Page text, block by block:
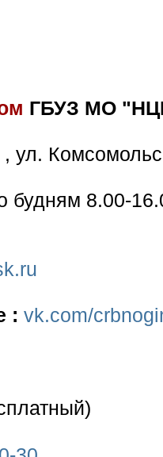
ГБУЗ МО
, ул.
будням 8.00-
: vk.com/